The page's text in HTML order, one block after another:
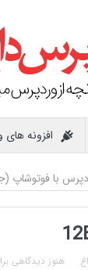
افزونه
با فوتوشاپ
هنوز دیدگاهی